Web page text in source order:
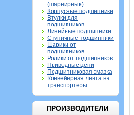
(шарнирные)
Корпусные подшипники
Втулки для
подшипников
Линейные подшипники
Ступичные подшипники
Шарики от
подшипников
Ролики от подшипников
Приводные цепи
Подшипниковая смазка
Конвейерная лента на
транспортеры
ПРОИЗВОДИТЕЛИ